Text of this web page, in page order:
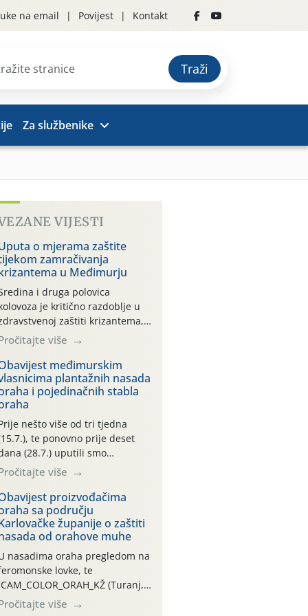
na email Povijest Kontakt
Traži
Za službenike
VIJESTI
o mjerama zaštite
zamračivanja
u Međimurju
i druga polovica
je kritično razdoblje u
zaštiti krizantema,
prije zamračivanja u proteklom
smo mjesecu tri puta upućivali
o preventivnim
zaštite krizantema od
uzročnika bolesti,
i fito-fagnih grinja (23.7.,
06.7.)! Na početku ovog
je zabilježeno je
i ekstremno vruće
razdoblje, uz
temperature […]
više
međimurskim
plantažnih nasada
i pojedinačnih stabla
nešto više od tri tjedna
te ponovno prije deset
(28.7.) uputili smo
vlasnicima plantažnih
nasada oraha i pojedinačnih
o početku leta i
potrebi usmjerenog
orahove muhe
completa)! Već
dana traje drugi
“toplinski udar”, koji
naročito izražen zadnja šest
(31.7.-05.8.), jer najviše
zraka svakodnevno
više
proizvođačima
sa području
županije o zaštiti
od orahove muhe
nasadima oraha pregledom na
lovke, te
CAM_COLOR_ORAH_KŽ (Turanj,
zabilježena je mala
više